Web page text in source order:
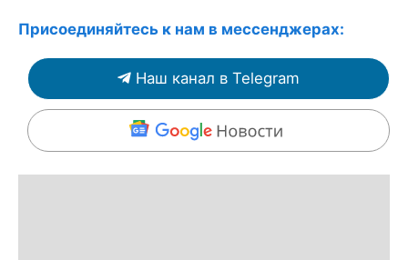
Присоединяйтесь к нам в мессенджерах:
Наш канал в Telegram